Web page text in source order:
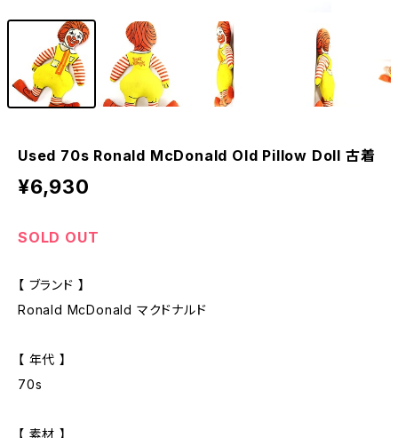
Used 70s Ronald McDonald Old Pillow Doll 古着
¥6,930
SOLD OUT
【 ブランド 】
Ronald McDonald マクドナルド
【 年代 】
70s
【 素材 】